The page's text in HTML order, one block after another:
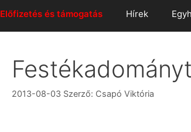
Előfizetés és támogatás Hírek
2013-08-03 Szerző: Csapó Viktória